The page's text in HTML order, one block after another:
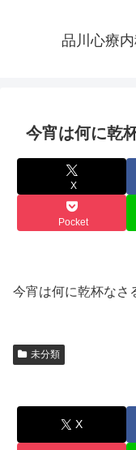
品川心療
今宵は何に乾
X
Pocket
今宵は何に乾杯なさ
未分類
X